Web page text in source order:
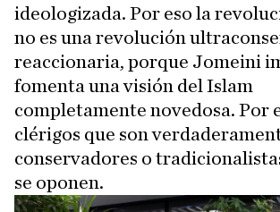
ideologizada. Por eso la
no es una revolución
reaccionaria, porque Jomeini
fomenta una visión del Islam
completamente novedosa. Por
clérigos que son
conservadores o
se oponen.